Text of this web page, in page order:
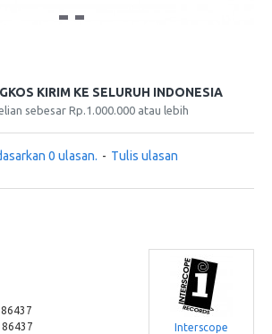
KIRIM KE SELURUH INDONESIA
sebesar Rp.1.000.000 atau lebih
0 ulasan. - Tulis ulasan
Interscope